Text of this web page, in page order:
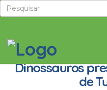
Museu de
Dinossauros
de